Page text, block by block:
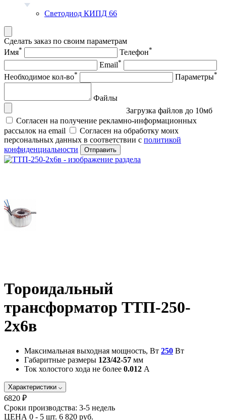
Светодиод КИПД 66
Сделать заказ по своим параметрам
Имя* Телефон*
Email*
Необходимое кол-во* Параметры*
Файлы
Загрузка файлов до 10мб
Согласен на получение рекламно-информационных
рассылок на email
Согласен на обработку моих
персональных данных в соответствии с политикой
конфиденциальности
Отправить
Тороидальный
трансформатор ТТП-250-
2х6в
Максимальная выходная мощность, Вт 250 Вт
Габаритные размеры 123/42-57 мм
Ток холостого хода не более 0.012 А
Характеристики
6820 ₽
Сроки производства: 3-5 недель
ЦЕНА 0 - 5 шт. 6 820 руб.